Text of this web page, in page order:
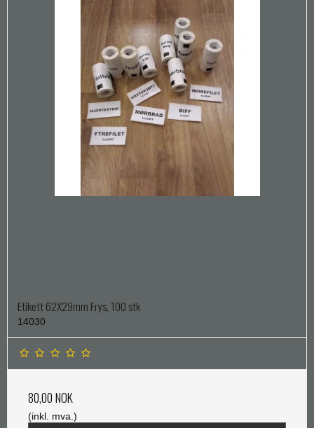
Etikett 62X29mm Frys, 100 stk
14030
80,00 NOK
(inkl. mva.)